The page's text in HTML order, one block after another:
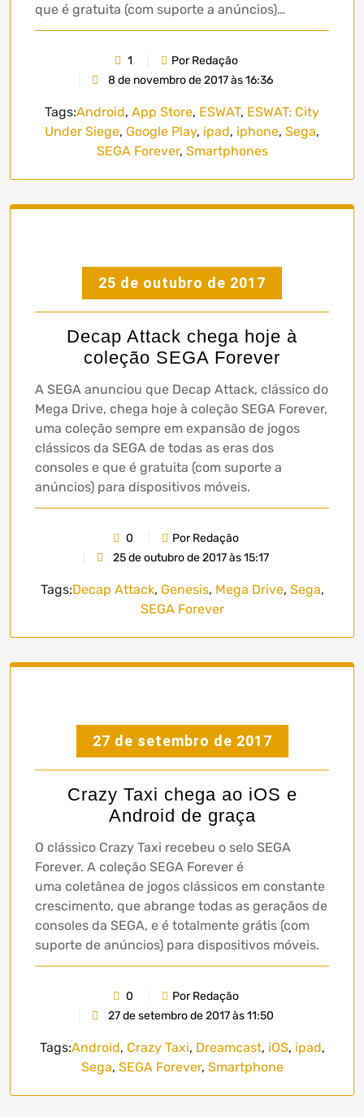
que é gratuita (com suporte a anúncios)…
1
Por Redação
8 de novembro de 2017 às 16:36
Tags:Android, App Store, ESWAT, ESWAT: City
Under Siege, Google Play, ipad, iphone, Sega,
SEGA Forever, Smartphones
25 de outubro de 2017
Decap Attack chega hoje à
coleção SEGA Forever
A SEGA anunciou que Decap Attack, clássico do
Mega Drive, chega hoje à coleção SEGA Forever,
uma coleção sempre em expansão de jogos
clássicos da SEGA de todas as eras dos
consoles e que é gratuita (com suporte a
anúncios) para dispositivos móveis.
0
Por Redação
25 de outubro de 2017 às 15:17
Tags:Decap Attack, Genesis, Mega Drive, Sega,
SEGA Forever
27 de setembro de 2017
Crazy Taxi chega ao iOS e
Android de graça
O clássico Crazy Taxi recebeu o selo SEGA
Forever. A coleção SEGA Forever é
uma coletânea de jogos clássicos em constante
crescimento, que abrange todas as geraçãos de
consoles da SEGA, e é totalmente grátis (com
suporte de anúncios) para dispositivos móveis.
0
Por Redação
27 de setembro de 2017 às 11:50
Tags:Android, Crazy Taxi, Dreamcast, iOS, ipad,
Sega, SEGA Forever, Smartphone